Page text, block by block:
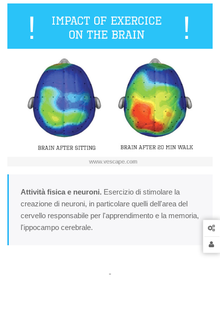
Attività fisica e neuroni. Esercizio di stimolare la
creazione di neuroni, in particolare quelli dell'area del
cervello responsabile per l'apprendimento e la memoria,
l'ippocampo cerebrale.